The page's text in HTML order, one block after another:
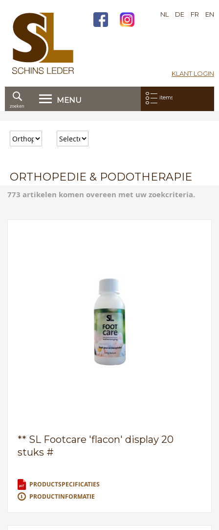
KLANT LOGIN
NL DE FR EN
MENU Mijn bestelling:
items
door
naar
zoeken
ORTHOPEDIE & PODOTHERAPIE
773 artikelen komen overeen met uw zoekcriteria.
** SL Footcare 'flacon' display 20
stuks #
PRODUCTSPECIFICATIES
PRODUCTINFORMATIE